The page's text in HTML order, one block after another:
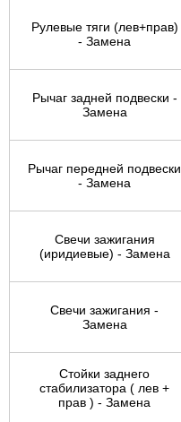
Рулевые тяги (лев+прав)
- Замена
Рычаг задней подвески -
Замена
Рычаг передней подвески
- Замена
Свечи зажигания
(иридиевые) - Замена
Свечи зажигания -
Замена
Стойки заднего
стабилизатора ( лев +
прав ) - Замена